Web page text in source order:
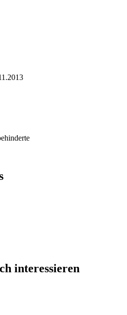
interessieren